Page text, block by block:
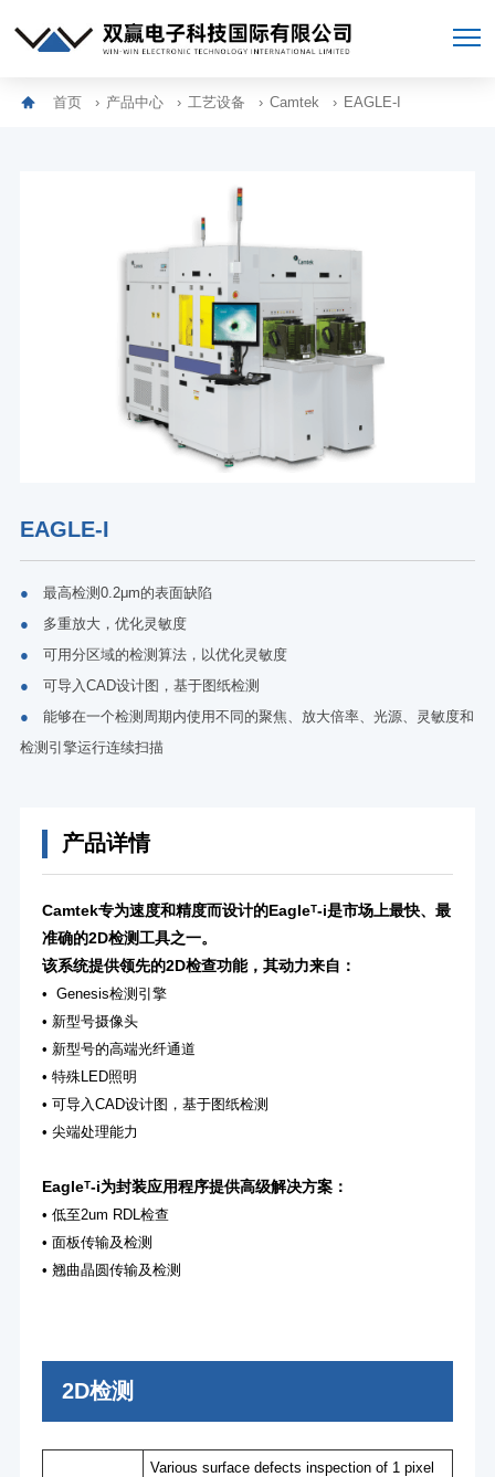
首页 产品中心 工艺设备 Camtek EAGLE-I
EAGLE-I
● 最高检测0.2μm的表面缺陷
● 多重放大，优化灵敏度
● 可用分区域的检测算法，以优化灵敏度
● 可导入CAD设计图，基于图纸检测
● 能够在一个检测周期内使用不同的聚焦、放大倍率、光源、灵敏度和
检测引擎运行连续扫描
产品详情
Camtek专为速度和精度而设计的Eagleᵀ-i是市场上最快、最
准确的2D检测工具之一。
该系统提供领先的2D检查功能，其动力来自：
• Genesis检测引擎
• 新型号摄像头
• 新型号的高端光纤通道
• 特殊LED照明
• 可导入CAD设计图，基于图纸检测
• 尖端处理能力
Eagleᵀ-i为封装应用程序提供高级解决方案：
• 低至2um RDL检查
• 面板传输及检测
• 翘曲晶圆传输及检测
2D检测
Various surface defects inspection of 1 pixel